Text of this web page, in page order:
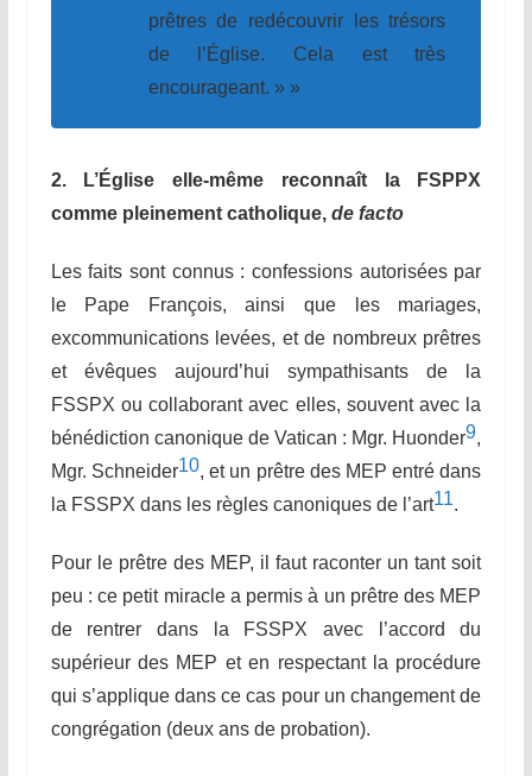
prêtres de redécouvrir les trésors
de l’Église. Cela est très
encourageant. » »
2. L’Église elle-même reconnaît la FSPPX
comme pleinement catholique, de facto
Les faits sont connus : confessions autorisées par
le Pape François, ainsi que les mariages,
excommunications levées, et de nombreux prêtres
et évêques aujourd’hui sympathisants de la
FSSPX ou collaborant avec elles, souvent avec la
bénédiction canonique de Vatican : Mgr. Huonder9,
Mgr. Schneider10, et un prêtre des MEP entré dans
la FSSPX dans les règles canoniques de l’art11.
Pour le prêtre des MEP, il faut raconter un tant soit
peu :ce petit miracle a permis à un prêtre des MEP
de rentrer dans la FSSPX avec l’accord du
supérieur des MEP et en respectant la procédure
qui s’applique dans ce cas pour un changement de
congrégation (deux ans de probation).